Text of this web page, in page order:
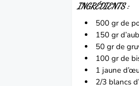
INGRÉDIENTS :
500 gr de
150 gr
50 gr de
100 gr de
1 jaune
2/3 blancs